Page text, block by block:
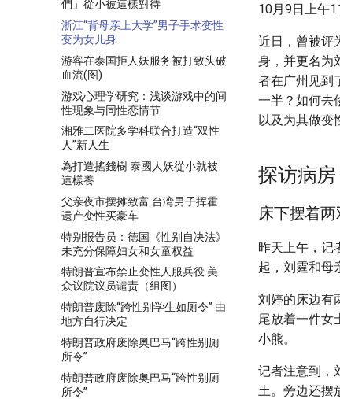
們」從小被這樣對待
浙江“背母亲上大学”男子手术变性
变为女儿身
游客在泰国拒人妖服务被打致头破
血流(图)
游戏心理学研究：浅谈游戏中的间
性现象与同性恋情节
湘雅二医院多学科联合打造“双性
人”新人生
為打造搖錢樹 泰國人妖從小就被
這樣養
父亲夜市摆摊致富 台湾男子挥霍
遗产变性买豪车
特别报告员：德国《性别自决法》
未充分保障妇女和女童权益
特朗普宣布禁止变性人服兵役 美
众议院议员谴责（组图）
特朗普废除“跨性别学生如厕令” 由
地方自行决定
特朗普政府废除奥巴马“跨性别厕
所令”
特朗普政府废除奥巴马“跨性别厕
所令”
10月9日上午
近日，曾被评
身，并更名为
者在广州见到
一半？如何去
以及为其做变
探访病房
床下摆着
昨天上午，记
起，刘霆和母
刘婷的床边有
尾放着一件女
小熊。
记者注意到，
土。旁边还摆